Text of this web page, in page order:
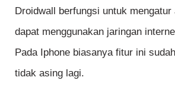
Droidwall berfungsi untuk
dapat menggunakan jaringan
Pada Iphone biasanya fitur ini
tidak asing lagi.